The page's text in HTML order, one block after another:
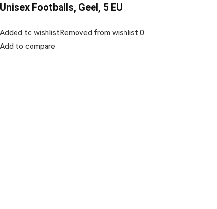
Unisex Footballs, Geel, 5 EU
Added to wishlistRemoved from wishlist 0
Add to compare